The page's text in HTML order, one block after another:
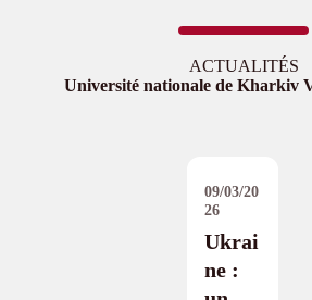
ACTUALITÉS
Université nationale de Kharkiv
09/03/20
26
Ukrai
ne :